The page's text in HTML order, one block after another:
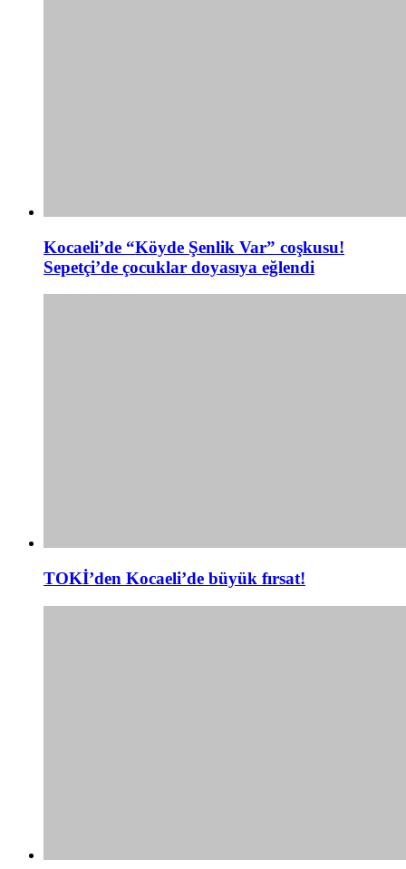
Kocaeli’de “Köyde Şenlik Var” coşkusu!
Sepetçi’de çocuklar doyasıya eğlendi
TOKİ’den Kocaeli’de büyük fırsat!